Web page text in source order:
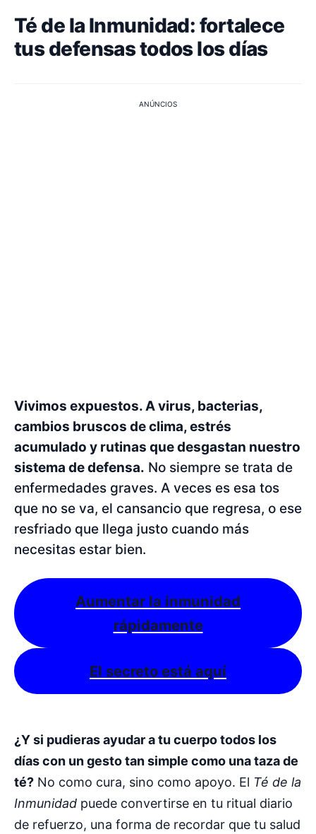
Té de la Inmunidad: fortalece
tus defensas todos los días
ANÚNCIOS
Vivimos expuestos. A virus, bacterias,
cambios bruscos de clima, estrés
acumulado y rutinas que desgastan nuestro
sistema de defensa. No siempre se trata de
enfermedades graves. A veces es esa tos
que no se va, el cansancio que regresa, o ese
resfriado que llega justo cuando más
necesitas estar bien.
Aumentar la inmunidad
rápidamente
El secreto está aquí
¿Y si pudieras ayudar a tu cuerpo todos los
días con un gesto tan simple como una taza de
té? No como cura, sino como apoyo. El Té de la
Inmunidad puede convertirse en tu ritual diario
de refuerzo, una forma de recordar que tu salud